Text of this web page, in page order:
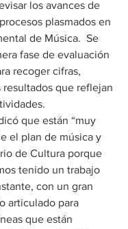
los avances de
plasmados en
de Música.  Se
fase de evaluación
recoger cifras,
resultados que reflejan
que están “muy
el plan de música y
de Cultura porque
tenido un trabajo
con un gran
articulado para
que están